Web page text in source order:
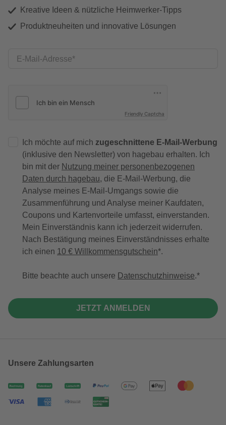
Kreative Ideen & nützliche Heimwerker-Tipps
Produktneuheiten und innovative Lösungen
E-Mail-Adresse
Friendly Captcha
Ich möchte auf mich zugeschnittene E-Mail-Werbung
(inklusive den Newsletter) von hagebau erhalten. Ich
bin mit der Nutzung meiner personenbezogenen
Daten durch hagebau, die E-Mail-Werbung, die
Analyse meines E-Mail-Umgangs sowie die
Zusammenführung und Analyse meiner Kaufdaten,
Coupons und Kartenvorteile umfasst, einverstanden.
Mein Einverständnis kann ich jederzeit widerrufen.
Nach Bestätigung meines Einverständnisses erhalte
ich einen 10 € Willkommensgutschein*.
Bitte beachte auch unsere Datenschutzhinweise.
JETZT ANMELDEN
Unsere Zahlungsarten